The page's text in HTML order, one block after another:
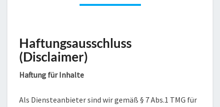
Haftungsausschluss
(Disclaimer)
Haftung für Inhalte
Als Diensteanbieter sind wir gemäß § 7 Abs.1 TMG für